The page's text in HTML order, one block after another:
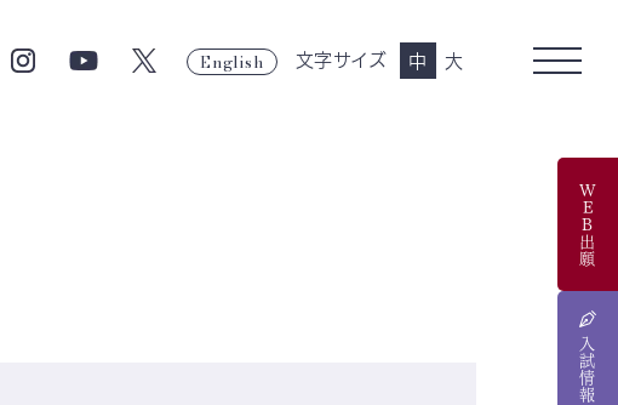
English 文字サイズ 中 大
WEB出願
入試情報